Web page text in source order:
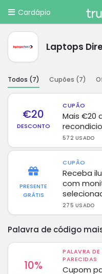
Cardápio
Laptops
Todos (7) Cupões (7)
€20
DESCONTO
CUPÃO
Mais €20
572 USADO
PRESENTE
GRÁTIS
CUPÃO
Receba
com
275 USADO
Palavra de código
10%
PALAVRA
PARECIDAS
Cupom